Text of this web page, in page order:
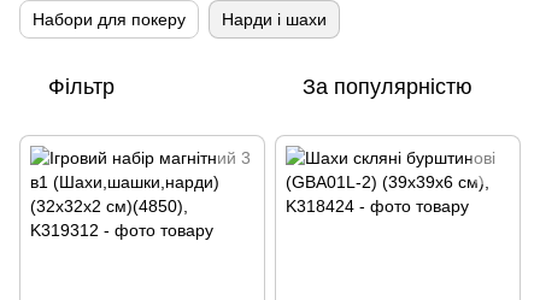
Набори для покеру Нарди і шахи
Фільтр За популярністю